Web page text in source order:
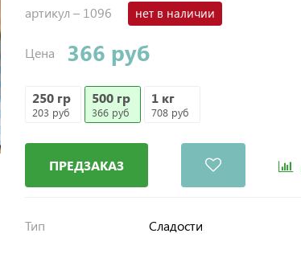
артикул – 1096 нет в наличии
Цена 366 руб
250 гр
203 руб
500 гр
366 руб
1 кг
708 руб
ПРЕДЗАКАЗ
Тип Сладости